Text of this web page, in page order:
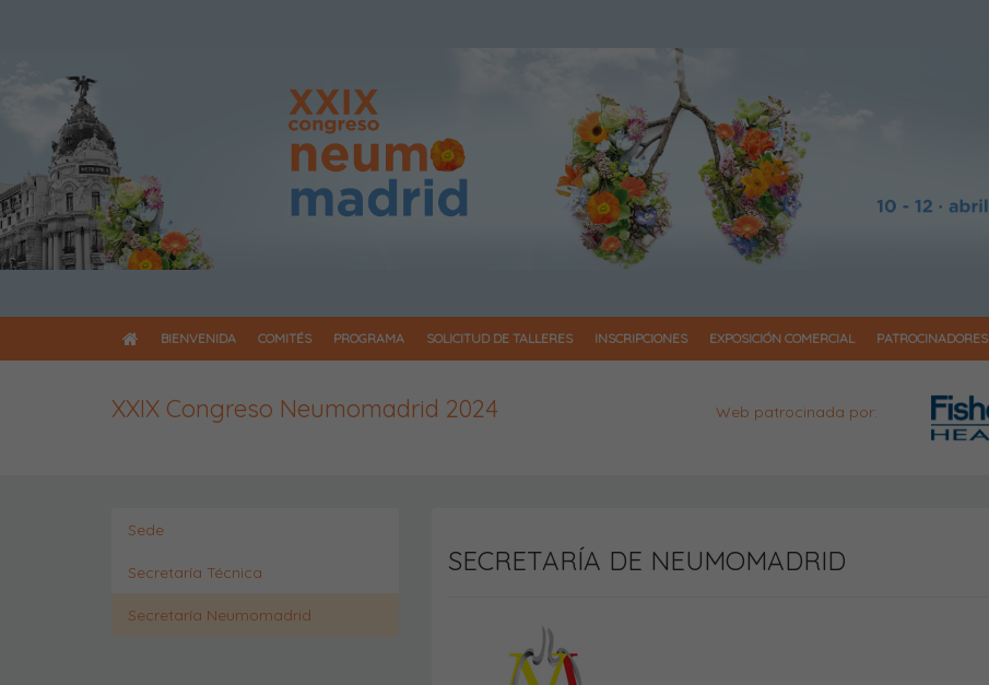
BIENVENIDA COMITÉS PROGRAMA SOLICITUD DE TALLERES INSCRIPCIONES EXPOSICIÓN COMERCIAL PATROCINADORES
XXIX Congreso Neumomadrid 2024 Web patrocinada por:
Sede
Secretaría Técnica
Secretaría Neumomadrid
SECRETARÍA DE NEUMOMADRID